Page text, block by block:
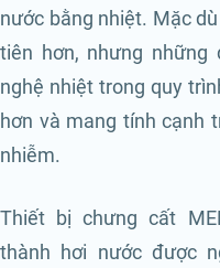
nước bằng nhiệt. Mặc
tiên hơn, nhưng
nghệ nhiệt trong quy
hơn và mang tính cạnh
nhiễm.
Thiết bị chưng cất
thành hơi nước được